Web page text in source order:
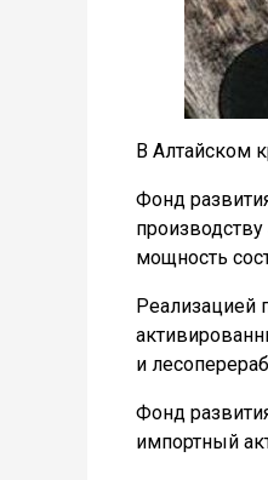
В Алтайском
Фонд
мощность
Реализацией
и
Фонд
импортный